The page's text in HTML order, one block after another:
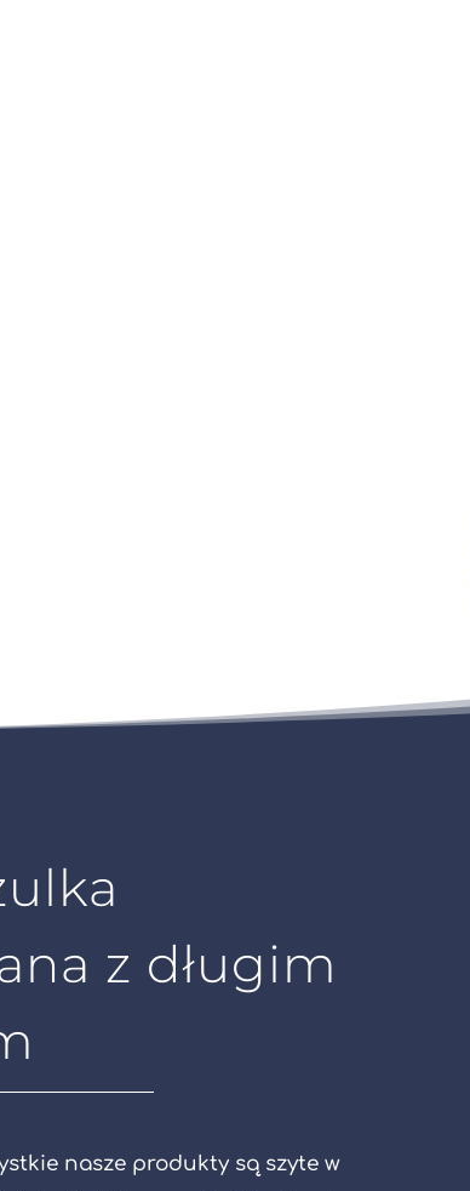
z długim
nasze produkty są szyte w